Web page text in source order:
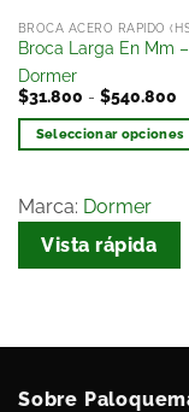
BROCA ACERO RAPIDO
Broca Larga En Mm
Dormer
$31.800 - $540.800
Seleccionar opciones
Marca: Dormer
Vista rápida
Sobre